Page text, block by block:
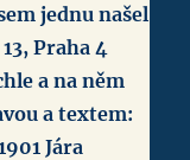
jednu našel
Praha 4
a na něm
a textem:
Jára